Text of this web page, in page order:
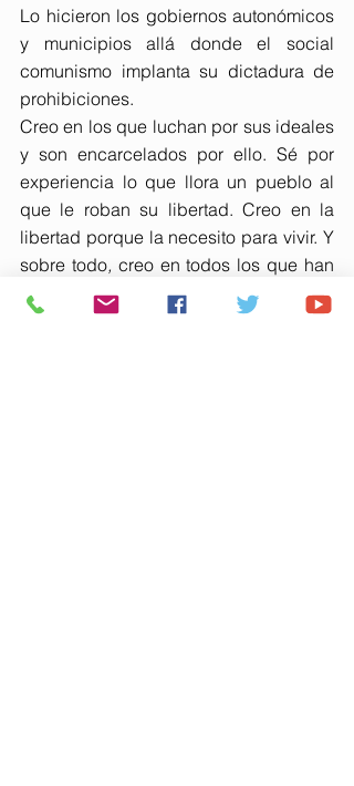
Lo hicieron los gobiernos autonómicos
y municipios allá donde el social
comunismo implanta su dictadura de
prohibiciones.
Creo en los que luchan por sus ideales
y son encarcelados por ello. Sé por
experiencia lo que llora un pueblo al
que le roban su libertad. Creo en la
libertad porque la necesito para vivir. Y
sobre todo, creo en todos los que han
hecho posible que  Huelva tenga otra
semana taurina top.